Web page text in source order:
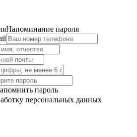
Напоминание пароля
пароль
персональных данных